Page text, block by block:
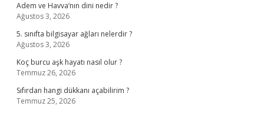
Adem ve Havva’nın dini nedir ?
Ağustos 3, 2026
5. sınıfta bilgisayar ağları nelerdir ?
Ağustos 3, 2026
Koç burcu aşk hayatı nasıl olur ?
Temmuz 26, 2026
Sıfırdan hangi dükkanı açabilirim ?
Temmuz 25, 2026